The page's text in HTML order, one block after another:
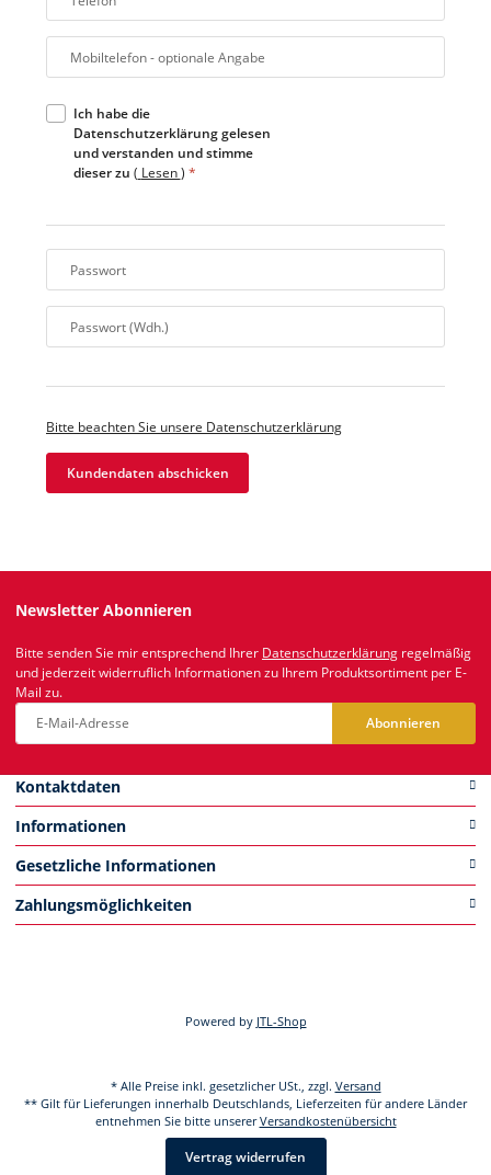
Mobiltelefon- optionale Angabe
Ich habe die
Datenschutzerklärung gelesen
und verstanden und stimme
dieser zu ( Lesen) *
Passwort
Passwort (Wdh.)
Bitte beachten Sie unsere Datenschutzerklärung
Kundendaten abschicken
Kontaktdaten
Informationen
Gesetzliche Informationen
Zahlungsmöglichkeiten
Newsletter Abonnieren
Bitte senden Sie mir entsprechend Ihrer Datenschutzerklärung regelmäßig
und jederzeit widerruflich Informationen zu Ihrem Produktsortiment per E-
Mail zu.
Abonnieren
Powered by JTL-Shop
* Alle Preise inkl. gesetzlicher USt., zzgl. Versand
** Gilt für Lieferungen innerhalb Deutschlands, Lieferzeiten für andere Länder
entnehmen Sie bitte unsererVersandkostenübersicht
Vertrag widerrufen